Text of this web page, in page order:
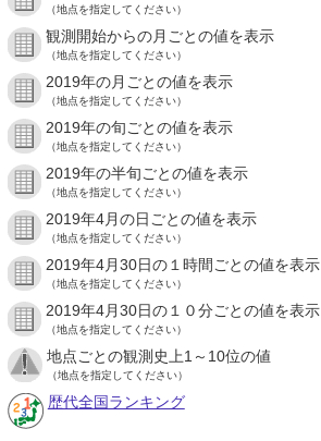
（地点を指定してください）
観測開始からの月ごとの値を表示
（地点を指定してください）
2019年の月ごとの値を表示
（地点を指定してください）
2019年の旬ごとの値を表示
（地点を指定してください）
2019年の半旬ごとの値を表示
（地点を指定してください）
2019年4月の日ごとの値を表示
（地点を指定してください）
2019年4月30日の１時間ごとの値を表示
（地点を指定してください）
2019年4月30日の１０分ごとの値を表示
（地点を指定してください）
地点ごとの観測史上1～10位の値
（地点を指定してください）
歴代全国ランキング